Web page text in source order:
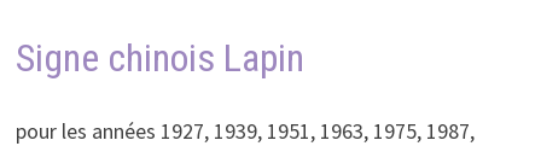
Signe chinois Lapin
pour les années 1927, 1939, 1951, 1963, 1975, 1987,